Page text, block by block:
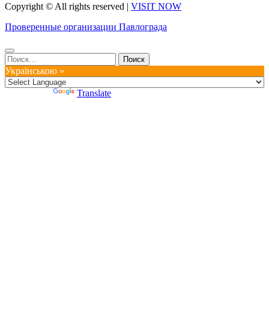
Copyright © All rights reserved | VISIT NOW
Проверенные организации Павлограда
Найти:
Українською »
Translate